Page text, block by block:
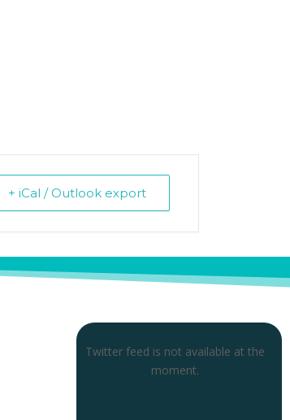
+ iCal / Outlook export
Twitter feed is not available at the
moment.